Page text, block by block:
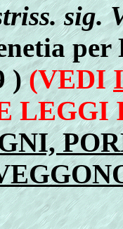
sig.
per
)(VEDI